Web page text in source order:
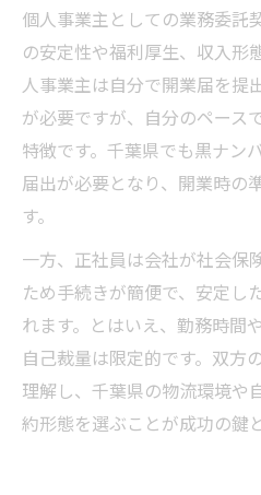
個人事業主としての業務委託
の安定性や福利厚生、収入形
人事業主は自分で開業届を提
が必要ですが、自分のペース
特徴です。千葉県でも黒ナン
届出が必要となり、開業時の
す。
一方、正社員は会社が社会保
ため手続きが簡便で、安定し
れます。とはいえ、勤務時間
自己裁量は限定的です。双方
理解し、千葉県の物流環境や
約形態を選ぶことが成功の鍵